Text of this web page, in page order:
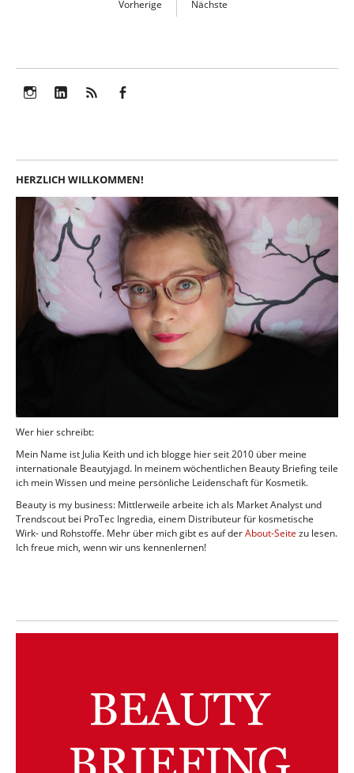
Vorherige Nächste
HERZLICH WILLKOMMEN!
Wer hier schreibt:
Mein Name ist Julia Keith und ich blogge hier seit 2010 über meine
internationale Beautyjagd. In meinem wöchentlichen Beauty Briefing teile
ich mein Wissen und meine persönliche Leidenschaft für Kosmetik.
Beauty is my business: Mittlerweile arbeite ich als Market Analyst und
Trendscout bei ProTec Ingredia, einem Distributeur für kosmetische
Wirk- und Rohstoffe. Mehr über mich gibt es auf derAbout-Seite zu lesen.
Ich freue mich, wenn wir uns kennenlernen!